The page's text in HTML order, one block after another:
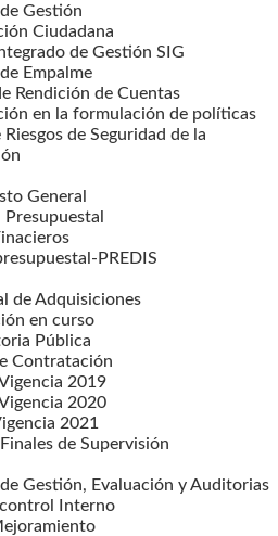
Gestión
Ciudadana
de Gestión SIG
Empalme
Rendición de Cuentas
en la formulación de políticas
Riesgos de Seguridad de la
General
Presupuestal
PREDIS
de Adquisiciones
en curso
Pública
Contratación
2019
2020
2021
de Supervisión
Gestión, Evaluación y Auditorias
control Interno